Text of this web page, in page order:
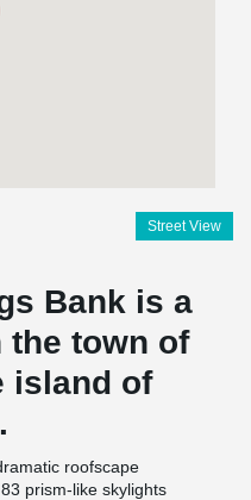
Street View
Bank is a
town of
island of
roofscape
prism-like skylights